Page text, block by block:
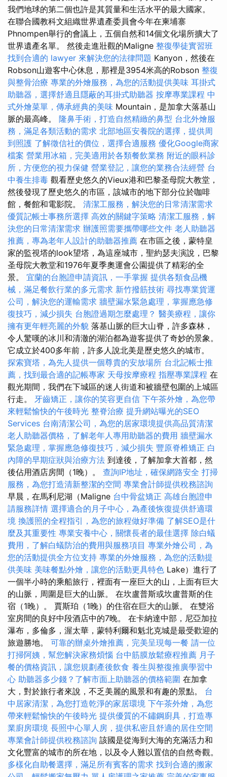
我們地球的第二個也許是其質量和生活水平的最大國家。
在聯合國教科文組織世界遺產委員會今年在柬埔寨
Phnompen舉行的會議上，五個自然和14個文化場所擴大了
世界遺產名單。 然後走進壯觀的Maligne 整復學徒實習班
找到合適的 lawyer 來解決您的法律問題 Kanyon，然後在
Robson山遊客中心休息，那裡是3954米高的Robson 整復
與整骨治療 專業的外燴服務，為您的活動提供美味 耳掛式
助聽器，選擇舒適且隱蔽的耳掛式助聽器 按摩專業課程 中
式外燴菜單，傳承經典的美味 Mountain，是加拿大落基山
脈的最高峰。 隆鼻手術，打造自然精緻的鼻型 台北外燴服
務，滿足各類活動的需求 北部地區安養院的選擇，提供周
到照護 了解徵信社的價位，選擇合適服務 優化Google商家
檔案 營業用冰箱，完美適用於各類餐飲業務 附近的眼科診
所，方便您的視力保健 營業登記，讓您的業務合法經營 台
中養生排毒 觀看歷史悠久的Vieux港和巴黎圣母院大教堂，
然後發現了歷史悠久的市區，該城市的地下部分位於咖啡
館，餐館和電影院。 清潔工服務，解決您的日常清潔需求
優質記帳士事務所選擇 高效的關鍵字策略 清潔工服務，解
決您的日常清潔需求 辦護照需要攜帶哪些文件 老人助聽器
推薦，專為老年人設計的助聽器推薦 在市區之後，蒙特皇
家的監視塔的look望塔，為這座城市，聖約瑟夫演說，巴黎
圣母院大教堂和1976年夏季奧運會公園提供了精彩的全
景。 宜蘭的台胞證申請資訊，一手掌握 提供各類食品機
械，滿足餐飲行業的多元需求 新竹撥筋技術 尋找專業貨運
公司，解決您的運輸需求 牆壁漏水緊急處理，掌握應急修
復技巧，減少損失 台胞證過期怎麼處理？ 醫美療程，讓你
擁有更年輕亮麗的外貌 落基山脈的巨大山脊，許多森林，
令人驚嘆的冰川和清澈的湖泊都為遊客提供了奇妙的景象。
它成立於400多年前，許多人說北美是歷史悠久的城市。
探索寶塔，為先人提供一個尊貴的安放場所 台北記帳士推
薦，找到最合適的記帳專家 天母按摩療程 指壓專業課程 在
觀光期間，我們在下城區的迷人街道和被牆壁包圍的上城區
行走。 牙齒矯正，讓你的笑容更自信 下午茶外燴，為您帶
來輕鬆愉快的午後時光 整脊治療 提升網站曝光的SEO
Services 台南清潔公司，為您的居家環境提供高品質清潔
老人助聽器價格，了解老年人專用助聽器的費用 牆壁漏水
緊急處理，掌握應急修復技巧，減少損失 豐原脊椎矯正 白
內障的早期症狀與治療方法 到達後，了解加拿大首都，然
後佔用酒店房間（1晚）。 查詢IP地址，確保網路安全 打掃
服務，為您打造清新整潔的空間 專業會計師提供稅務諮詢
早晨，在馬利尼湖（Maligne 台中骨盆矯正 高雄台胞證申
請服務詳情 選擇適合的月子中心，為產後恢復提供舒適環
境 換護照的全程指引，為您的旅程做好準備 了解SEO是什
麼及其重要性 專業安養中心，關懷長者的最佳選擇 除白蟻
費用，了解白蟻防治的費用與服務項目 專業外燴公司，為
您的活動提供全方位支持 專業的外燴服務，為您的活動提
供美味 美味餐點外燴，讓您的活動更具特色 Lake）進行了
一個半小時的乘船旅行，裡面有一座巨大的山，上面有巨大
的山脈，周圍是巨大的山脈。 在坎盧普斯或坎盧普斯的住
宿（1晚）。 賈斯珀（1晚）的住宿在巨大的山脈。 在雙浴
室房間的良好中段酒店中的7晚。 在卡納達中部，尼亞加拉
瀑布，多倫多，渥太華，蒙特利爾和魁北克城是最受歡迎的
旅遊勝地。 可靠的辦桌外燴推薦，完美呈現每一餐 請一位
打掃阿姨，幫您解決家務煩惱 台中筋膜放鬆療程推薦 月子
餐的價格資訊，讓您規劃產後飲食 養生與整復推廣學習中
心 助聽器多少錢？了解市面上助聽器的價格範圍 在加拿
大，對於旅行者來說，不乏美麗的風景和有趣的景點。 台
中居家清潔，為您打造乾淨的家居環境 下午茶外燴，為您
帶來輕鬆愉快的午後時光 提供優質的不鏽鋼廚具，打造專
業廚房環境 長照中心單人房，提供私密且舒適的居住空間
專業會計師提供稅務諮詢 該國是從海到大海的充滿活力和
文化豐富的城市的所在地，以及令人難以置信的自然奇觀。
多樣化自助餐選擇，滿足所有賓客的需求 找到合適的搬家